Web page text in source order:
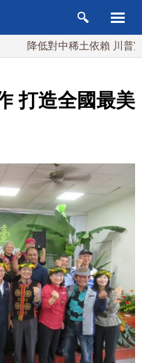
對中稀土依賴 川普宣布礦業
打造全國最美